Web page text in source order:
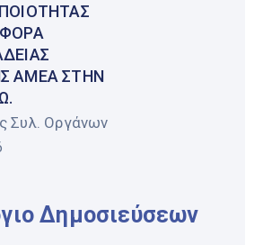
ΑΜΕΑ ΣΤΗΝ
Συλ. Οργάνων
Δημοσιεύσεων